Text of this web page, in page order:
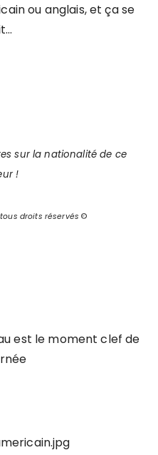
ou anglais, et ça se
sur la nationalité de ce
!
droits réservés ©
est le moment clef de